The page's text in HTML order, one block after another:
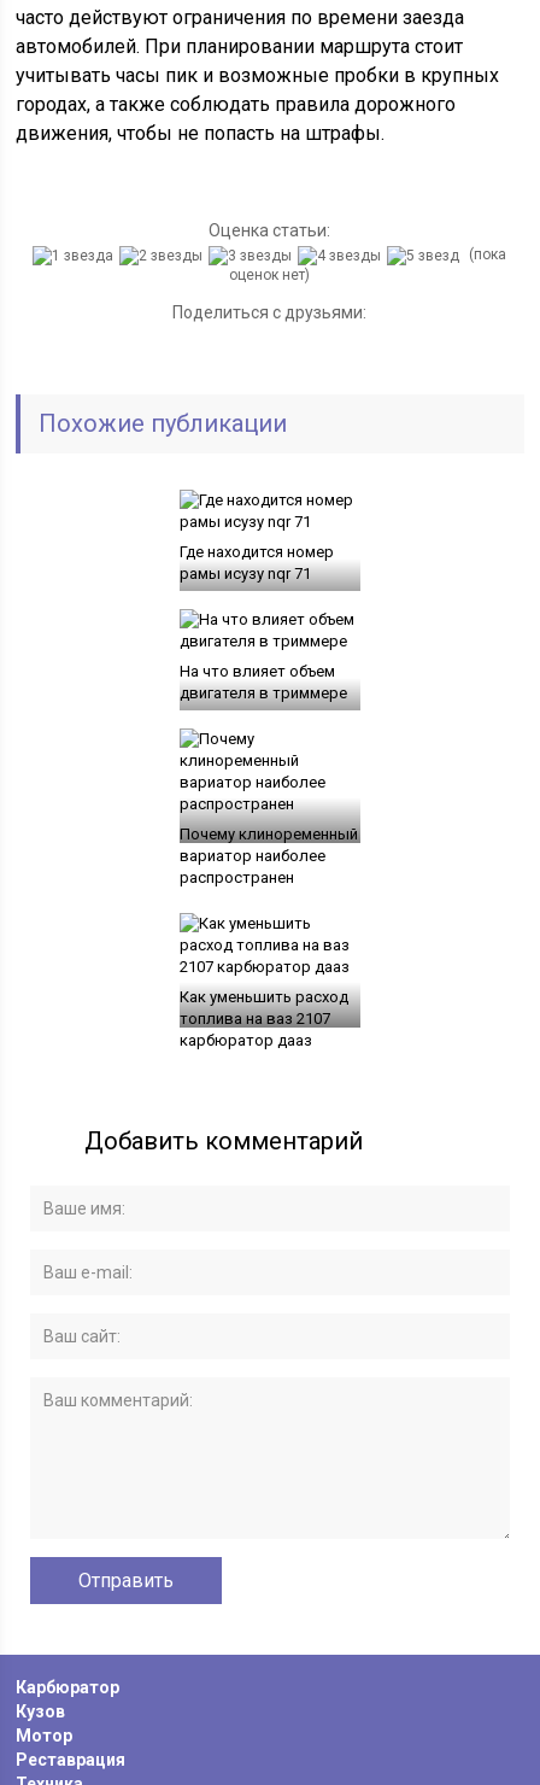
часто действуют ограничения по времени заезда
автомобилей. При планировании маршрута стоит
учитывать часы пик и возможные пробки в крупных
городах, а также соблюдать правила дорожного
движения, чтобы не попасть на штрафы.
Оценка статьи:
(пока
оценок нет)
Поделиться с друзьями:
Похожие публикации
Где находится номер
рамы исузу nqr 71
На что влияет объем
двигателя в триммере
Почему клиноременный
вариатор наиболее
распространен
Как уменьшить расход
топлива на ваз 2107
карбюратор дааз
Добавить комментарий
Карбюратор
Кузов
Мотор
Реставрация